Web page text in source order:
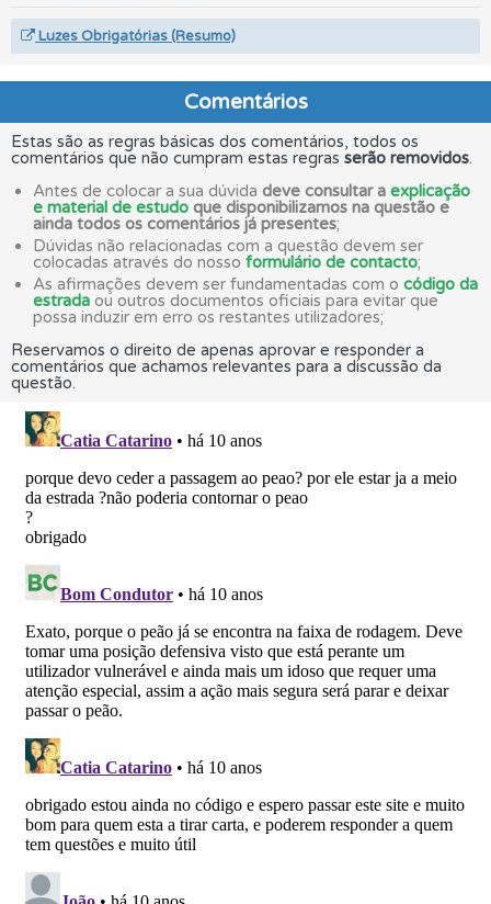
Luzes Obrigatórias (Resumo)
Comentários
Estas são as regras básicas dos comentários, todos os
comentários que não cumpram estas regras serão removidos.
Antes de colocar a sua dúvida deve consultar a explicação
e material de estudo que disponibilizamos na questão e
ainda todos os comentários já presentes;
Dúvidas não relacionadas com a questão devem ser
colocadas através do nosso formulário de contacto;
As afirmações devem ser fundamentadas com o código da
estrada ou outros documentos oficiais para evitar que
possa induzir em erro os restantes utilizadores;
Reservamos o direito de apenas aprovar e responder a
comentários que achamos relevantes para a discussão da
questão.